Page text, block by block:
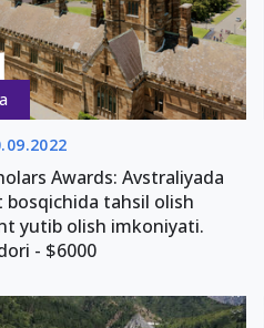
Awards: Avstraliyada
bosqichida tahsil olish
yutib olish imkoniyati.
- $6000